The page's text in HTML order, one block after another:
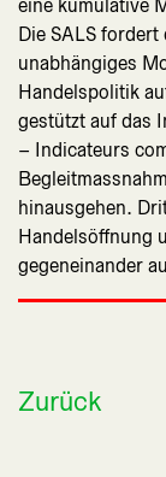
eine kumulative
Die SALS
unabhängiges
Handelspolitik
gestützt auf das
– Indicateurs
hinausgehen.
Handelsöffnung
gegeneinander
Zurück